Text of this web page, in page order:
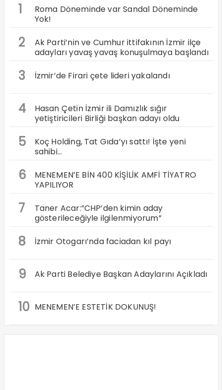
1
Roma Döneminde var Sandal Döneminde
Yok!
2
Ak Parti’nin ve Cumhur ittifakının İzmir ilçe
adayları yavaş yavaş konuşulmaya başlandı
3 İzmir’de Firari çete lideri yakalandı
4
Hasan Çetin İzmir ili Damızlık sığır
yetiştiricileri Birliği başkan adayı oldu
5
Koç Holding, Tat Gıda’yı sattı! İşte yeni
sahibi…
6
MENEMEN’E BİN 400 KİŞİLİK AMFİ TİYATRO
YAPILIYOR
7
Taner Acar:”CHP’den kimin aday
gösterileceğiyle ilgilenmiyorum”
8 İzmir Otogarı’nda faciadan kıl payı
9 Ak Parti Belediye Başkan Adaylarını Açıkladı
10 MENEMEN’E ESTETİK DOKUNUŞ!